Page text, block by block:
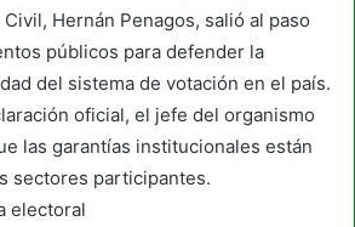
Hernán Penagos, salió al paso
públicos para defender la
del sistema de votación en el país.
oficial, el jefe del organismo
las garantías institucionales están
sectores participantes.
electoral